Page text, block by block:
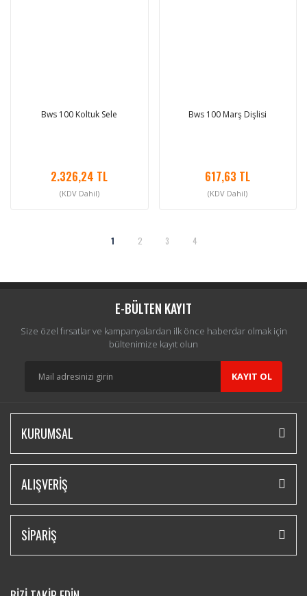
Bws 100 Koltuk Sele
2.326,24 TL
(KDV Dahil)
Bws 100 Marş Dişlisi
617,63 TL
(KDV Dahil)
1 2 3 4
E-BÜLTEN KAYIT
Size özel fırsatlar ve kampanyalardan ilk önce haberdar olmak için
bültenimize kayıt olun
KAYIT OL
KURUMSAL
ALIŞVERİŞ
SİPARİŞ